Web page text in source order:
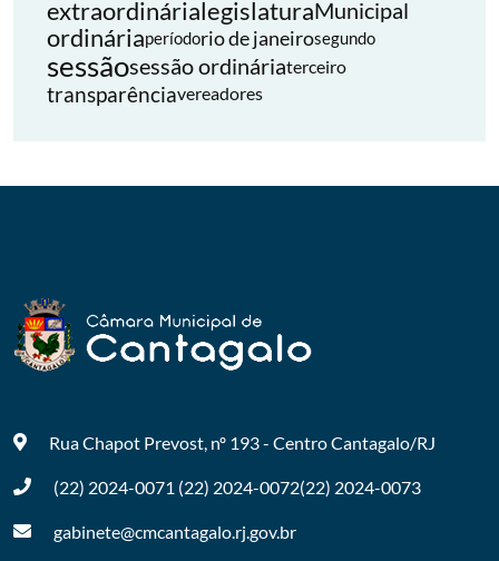
extraordinárialegislaturaMunicipal
ordináriaperíodorio de janeirosegundo
sessãosessão ordináriaterceiro
transparênciavereadores
Rua Chapot Prevost, nº 193 - CentroCantagalo/RJ
(22) 2024-0071 (22) 2024-0072(22) 2024-0073
gabinete@cmcantagalo.rj.gov.br